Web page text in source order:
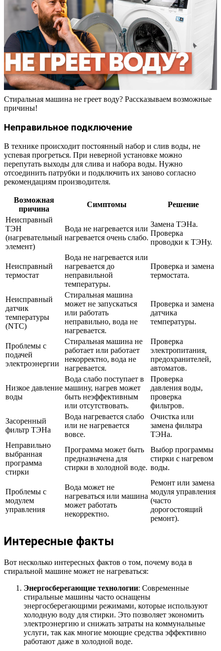
Стиральная машина не греет воду? Рассказываем возможные
причины!
Неправильное подключение
В технике происходит постоянный набор и слив воды, не
успевая прогреться. При неверной установке можно
перепутать выходы для слива и набора воды. Нужно
отсоединить патрубки и подключить их заново согласно
рекомендациям производителя.
Возможная
причина
Симптомы
Решение
Неисправный
ТЭН
(нагревательный
элемент)
Вода не нагревается или
нагревается очень слабо.
Замена ТЭНа.
Проверка
проводки к ТЭНу.
Неисправный
термостат
Вода не нагревается или
нагревается до
неправильной
температуры.
Проверка и замена
термостата.
Неисправный
датчик
температуры
(NTC)
Стиральная машина
может не запускаться
или работать
неправильно, вода не
нагревается.
Проверка и замена
датчика
температуры.
Проблемы с
подачей
электроэнергии
Стиральная машина не
работает или работает
некорректно, вода не
нагревается.
Проверка
электропитания,
предохранителей,
автоматов.
Низкое давление
воды
Вода слабо поступает в
машину, нагрев может
быть неэффективным
или отсутствовать.
Проверка
давления воды,
проверка
фильтров.
Засоренный
фильтр ТЭНа
Вода нагревается слабо
или не нагревается
вовсе.
Очистка или
замена фильтра
ТЭНа.
Неправильно
выбранная
программа
стирки
Программа может быть
предназначена для
стирки в холодной воде.
Выбор программы
стирки с нагревом
воды.
Проблемы с
модулем
управления
Вода может не
нагреваться или машина
может работать
некорректно.
Ремонт или замена
модуля управления
(часто
дорогостоящий
ремонт).
Интересные факты
Вот несколько интересных фактов о том, почему вода в
стиральной машине может не нагреваться:
Энергосберегающие технологии: Современные
стиральные машины часто оснащены
энергосберегающими режимами, которые используют
холодную воду для стирки. Это позволяет экономить
электроэнергию и снижать затраты на коммунальные
услуги, так как многие моющие средства эффективно
работают даже в холодной воде.